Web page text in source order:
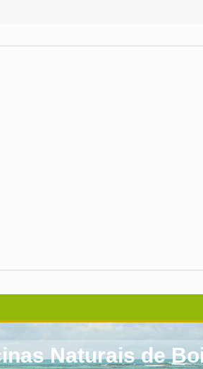
Naturais de